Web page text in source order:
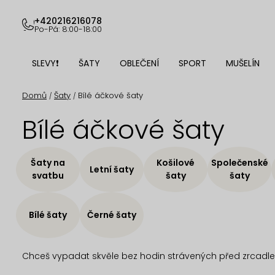
obsah
+420216216078
Po-Pá: 8:00-18:00
SLEVY❗ ŠATY OBLEČENÍ SPORT MUŠELÍN
Domů / Šaty / Bílé áčkové šaty
Bílé áčkové šaty
Chceš vypadat skvěle bez hodin strávených před
Šaty na
svatbu
Letní šaty
Košilové
šaty
Společenské
šaty
Bílé šaty Černé šaty